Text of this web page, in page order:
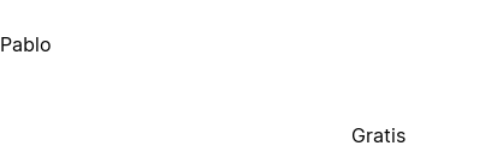
Pablo
Gratis